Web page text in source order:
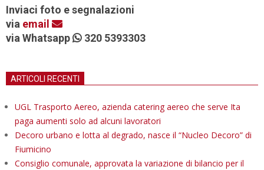
Inviaci foto e segnalazioni
via email
via Whatsapp
320 5393303
ARTICOLI RECENTI
UGL Trasporto Aereo, azienda catering aereo che serve Ita
paga aumenti solo ad alcuni lavoratori
Decoro urbano e lotta al degrado, nasce il “Nucleo Decoro” di
Fiumicino
Consiglio comunale, approvata la variazione di bilancio per il